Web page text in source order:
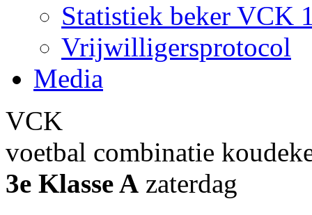
Statistiek beker VCK
Vrijwilligersprotocol
Media
VCK
voetbal combinatie
3e Klasse A zaterdag